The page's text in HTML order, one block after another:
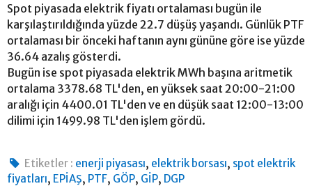
Spot piyasada elektrik fiyatı ortalaması bugün ile
karşılaştırıldığında yüzde 22.7 düşüş yaşandı. Günlük PTF
ortalaması bir önceki haftanın aynı gününe göre ise yüzde
36.64 azalış gösterdi.
Bugün ise spot piyasada elektrik MWh başına aritmetik
ortalama 3378.68 TL'den, en yüksek saat 20:00-21:00
aralığı için 4400.01 TL'den ve en düşük saat 12:00-13:00
dilimi için 1499.98 TL'den işlem gördü.
Etiketler : enerji piyasası, elektrik borsası, spot elektrik
fiyatları, EPİAŞ, PTF, GÖP, GİP, DGP